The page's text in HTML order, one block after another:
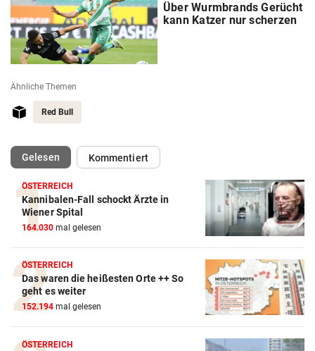
Über Wurmbrands Gerücht
kann Katzer nur scherzen
Ähnliche Themen
Red Bull
Gelesen(ausgewählt)Kommentiert
ÖSTERREICH
Kannibalen-Fall schockt Ärzte in
Wiener Spital
164.030 mal gelesen
ÖSTERREICH
Das waren die heißesten Orte ++ So
geht es weiter
152.194 mal gelesen
ÖSTERREICH
Action-Cam Vergleich
ZUM VERGLEICH
Crosstrainer Vergleich
ZUM VERGLEICH
E-Bike Vergleich
ZUM VERGLEICH